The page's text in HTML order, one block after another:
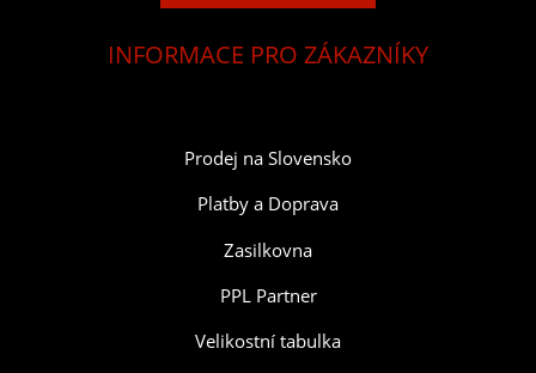
INFORMACE PRO ZÁKAZNÍKY
Prodej na Slovensko
Platby a Doprava
Zasilkovna
PPL Partner
Velikostní tabulka